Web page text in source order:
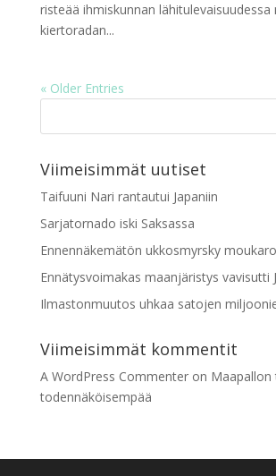
risteää ihmiskunnan lähitulevaisuudessa
kiertoradan...
« Older Entries
Viimeisimmät uutiset
Taifuuni Nari rantautui Japaniin
Sarjatornado iski Saksassa
Ennennäkemätön ukkosmyrsky
Ennätysvoimakas maanjäristys vavisutti
Ilmastonmuutos uhkaa satojen
Viimeisimmät kommentit
A WordPress Commenteron Maapallon
todennäköisempää